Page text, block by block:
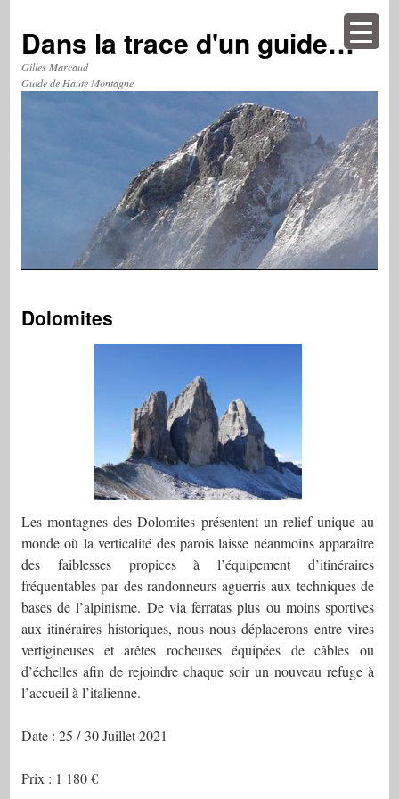
contenu
Dans la trace d'un guide…
Gilles Marcaud
Guide de Haute Montagne
Dolomites
Les montagnes des Dolomites présentent un relief unique au
monde où la verticalité des parois laisse néanmoins apparaître
des faiblesses propices à l’équipement d’itinéraires
fréquentables par des randonneurs aguerris aux techniques de
bases de l’alpinisme. De via ferratas plus ou moins sportives
aux itinéraires historiques, nous nous déplacerons entre vires
vertigineuses et arêtes rocheuses équipées de câbles ou
d’échelles afin de rejoindre chaque soir un nouveau refuge à
l’accueil à l’italienne.
Date : 25 / 30 Juillet 2021
Prix : 1 180 €